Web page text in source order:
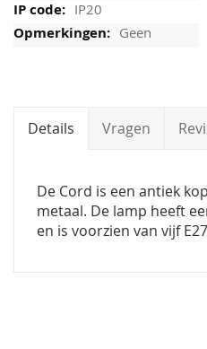
IP20
Geen
Details Vragen
De Cord is een antiek
metaal. De lamp heeft
en is voorzien van vijf